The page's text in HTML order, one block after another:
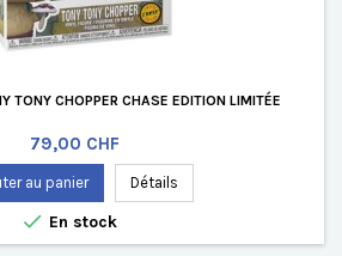
TONY CHOPPER CHASE EDITION LIMITÉE
Prix
79,00 CHF
au panier Détails
 En stock